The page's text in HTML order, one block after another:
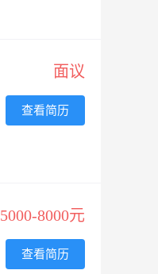
面议
查看简历
5000-8000元
查看简历